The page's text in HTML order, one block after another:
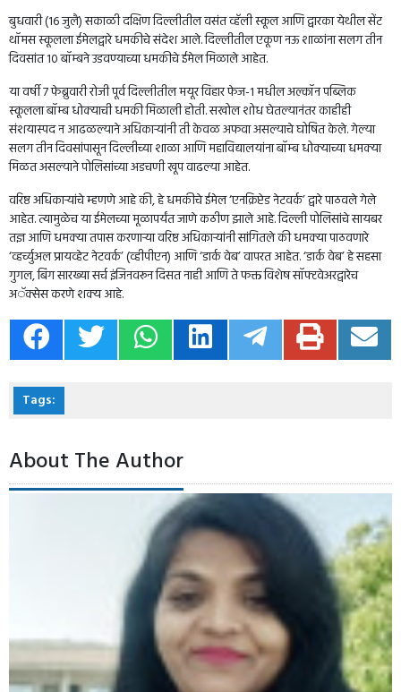
बुधवारी (16 जुलै) सकाळी दक्षिण दिल्लीतील वसंत व्हॅली स्कूल आणि द्वारका येथील सेंट
थॉमस स्कूलला ईमेलद्वारे धमकीचे संदेश आले. दिल्लीतील एकूण नऊ शाळांना सलग तीन
दिवसांत 10 बॉम्बने उडवण्याच्या धमकीचे ईमेल मिळाले आहेत.
या वर्षी 7 फेब्रुवारी रोजी पूर्व दिल्लीतील मयूर विहार फेज-1 मधील अल्कॉन पब्लिक
स्कूलला बॉम्ब धोक्याची धमकी मिळाली होती. सखोल शोध घेतल्यानंतर काहीही
संशयास्पद न आढळल्याने अधिकाऱ्यांनी ती केवळ अफवा असल्याचे घोषित केले. गेल्या
सलग तीन दिवसांपासून दिल्लीच्या शाळा आणि महाविद्यालयांना बॉम्ब धोक्याच्या धमक्या
मिळत असल्याने पोलिसांच्या अडचणी खूप वाढल्या आहेत.
वरिष्ठ अधिकाऱ्यांचे म्हणणे आहे की, हे धमकीचे ईमेल ‘एनक्रिप्टेड नेटवर्क’ द्वारे पाठवले गेले
आहेत. त्यामुळेच या ईमेलच्या मूळापर्यंत जाणे कठीण झाले आहे. दिल्ली पोलिसांचे सायबर
तज्ञ आणि धमक्या तपास करणाऱ्या वरिष्ठ अधिकाऱ्यांनी सांगितले की धमक्या पाठवणारे
‘व्हर्च्युअल प्रायव्हेट नेटवर्क’ (व्हीपीएन) आणि ‘डार्क वेब’ वापरत आहेत. ‘डार्क वेब’ हे सहसा
गुगल, बिंग सारख्या सर्च इंजिनवरून दिसत नाही आणि ते फक्त विशेष सॉफ्टवेअरद्वारेच
अॅक्सेस करणे शक्य आहे.
Tags:
About The Author